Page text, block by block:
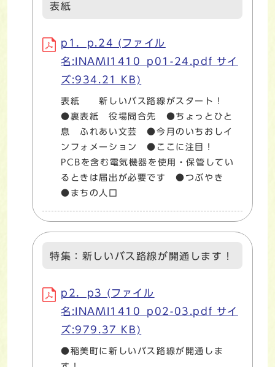
表紙
p1．p.24 (ファイル
名:INAMI1410_p01-24.pdf サイ
ズ:934.21 KB)
表紙 新しいバス路線がスタート！
●裏表紙 役場問合先 ●ちょっとひと
息 ふれあい文芸 ●今月のいちおしイ
ンフォメーション ●ここに注目！
PCBを含む電気機器を使用・保管してい
るときは届出が必要です ●つぶやき
●まちの人口
特集：新しいバス路線が開通します！
p2．p3 (ファイル
名:INAMI1410_p02-03.pdf サイ
ズ:979.37 KB)
●稲美町に新しいバス路線が開通しま